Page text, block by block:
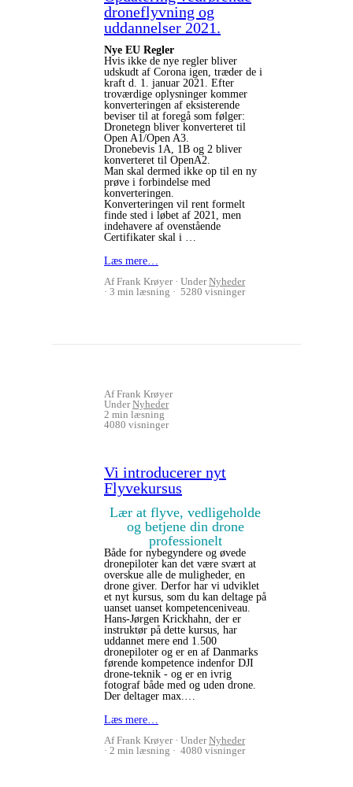
droneflyvning og
uddannelser 2021.
Nye EU Regler
Hvis ikke de nye regler bliver
udskudt af Corona igen, træder de i
kraft d. 1. januar 2021. Efter
troværdige oplysninger kommer
konverteringen af eksisterende
beviser til at foregå som følger:
Dronetegn bliver konverteret til
Open A1/Open A3.
Dronebevis 1A, 1B og 2 bliver
konverteret til OpenA2.
Man skal dermed ikke op til en ny
prøve i forbindelse med
konverteringen.
Konverteringen vil rent formelt
finde sted i løbet af 2021, men
indehavere af ovenstående
Certifikater skal i …
Læs mere…
Af Frank Krøyer
UnderNyheder
3 min læsning
5280 visninger
Af Frank Krøyer
UnderNyheder
2 min læsning
4080 visninger
Vi introducerer nyt
Flyvekursus
Lær at flyve, vedligeholde
og betjene din drone
professionelt
Både for nybegyndere og øvede
dronepiloter kan det være svært at
overskue alle de muligheder, en
drone giver. Derfor har vi udviklet
et nyt kursus, som du kan deltage på
uanset uanset kompetenceniveau.
Hans-Jørgen Krickhahn, der er
instruktør på dette kursus, har
uddannet mere end 1.500
dronepiloter og er en af Danmarks
førende kompetence indenfor DJI
drone-teknik - og er en ivrig
fotograf både med og uden drone.
Der deltager max.…
Læs mere…
Af Frank Krøyer
UnderNyheder
2 min læsning
4080 visninger